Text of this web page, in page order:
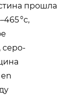
прошла
°c,
серо-
en